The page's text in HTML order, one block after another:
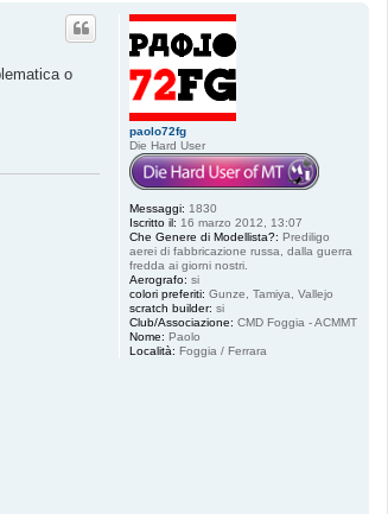
paolo72fg
Die Hard User
Messaggi: 1830
Iscritto il: 16 marzo 2012, 13:07
Che Genere di Modellista?: Prediligo
aerei di fabbricazione russa, dalla guerra
fredda ai giorni nostri.
Aerografo: si
colori preferiti: Gunze, Tamiya, Vallejo
scratch builder: si
Club/Associazione: CMD Foggia - ACMMT
Nome: Paolo
Località: Foggia / Ferrara
o